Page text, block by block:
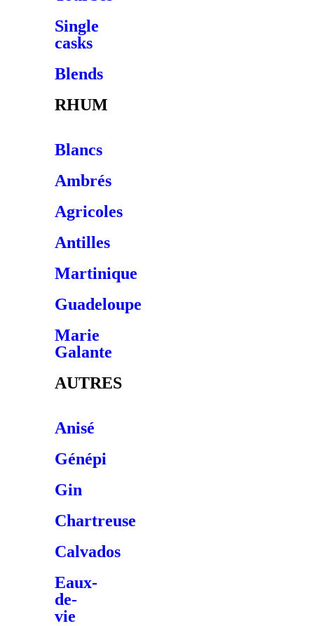
Single
casks
Blends
RHUM
Blancs
Ambrés
Agricoles
Antilles
Martinique
Guadeloupe
Marie
Galante
AUTRES
Anisé
Génépi
Gin
Chartreuse
Calvados
Eaux-
de-
vie